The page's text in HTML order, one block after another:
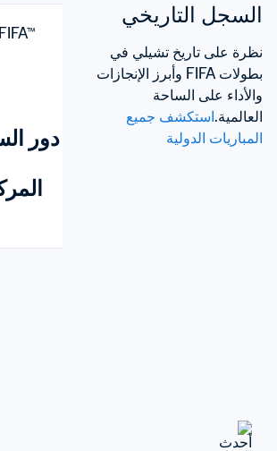
السجل التاريخي
العالمية.
المباريات الدولية
كأس العالم FIFA™
دور
المشاركات
1
أحدث مشاركة